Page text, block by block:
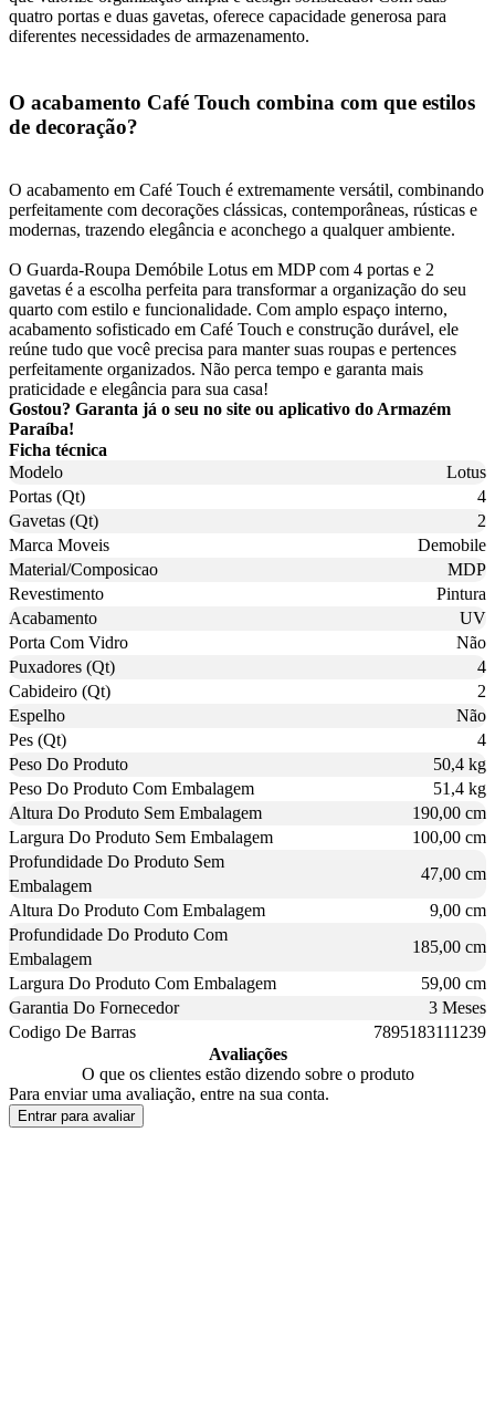
quatro portas e duas gavetas, oferece capacidade generosa para
diferentes necessidades de armazenamento.
O acabamento Café Touch combina com que estilos
de decoração?
O acabamento em Café Touch é extremamente versátil, combinando
perfeitamente com decorações clássicas, contemporâneas, rústicas e
modernas, trazendo elegância e aconchego a qualquer ambiente.
O Guarda-Roupa Demóbile Lotus em MDP com 4 portas e 2
gavetas é a escolha perfeita para transformar a organização do seu
quarto com estilo e funcionalidade. Com amplo espaço interno,
acabamento sofisticado em Café Touch e construção durável, ele
reúne tudo que você precisa para manter suas roupas e pertences
perfeitamente organizados. Não perca tempo e garanta mais
praticidade e elegância para sua casa!
Gostou? Garanta já o seu no site ou aplicativo do Armazém
Paraíba!
Ficha técnica
Modelo
Lotus
Portas (Qt)
4
Gavetas (Qt)
2
Marca Moveis
Demobile
Material/Composicao
MDP
Revestimento
Pintura
Acabamento
UV
Porta Com Vidro
Não
Puxadores (Qt)
4
Cabideiro (Qt)
2
Espelho
Não
Pes (Qt)
4
Peso Do Produto
50,4 kg
Peso Do Produto Com Embalagem
51,4 kg
Altura Do Produto Sem Embalagem
190,00 cm
Largura Do Produto Sem Embalagem
100,00 cm
Profundidade Do Produto Sem
Embalagem
47,00 cm
Altura Do Produto Com Embalagem
9,00 cm
Profundidade Do Produto Com
Embalagem
185,00 cm
Largura Do Produto Com Embalagem
59,00 cm
Garantia Do Fornecedor
3 Meses
Codigo De Barras
7895183111239
Avaliações
O que os clientes estão dizendo sobre o produto
Para enviar uma avaliação, entre na sua conta.
Entrar para avaliar